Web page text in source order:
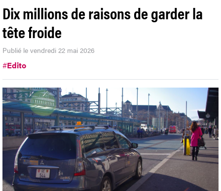
Dix millions de raisons de garder la
tête froide
Publié le vendredi 22 mai 2026
#Edito